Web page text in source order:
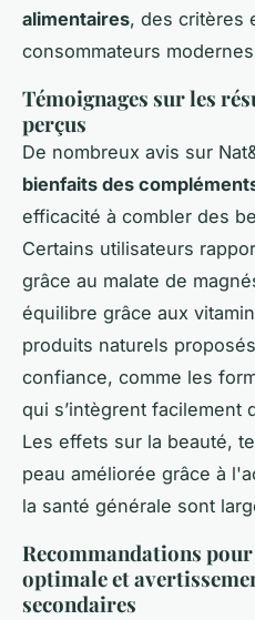
alimentaires, des critères
consommateurs
Témoignages sur les
perçus
De nombreux avis sur
bienfaits des
efficacité à combler des
Certains utilisateurs
grâce au malate de
équilibre grâce aux
produits naturels
confiance, comme les
qui s’intègrent facilement
Les effets sur la beauté,
peau améliorée grâce à
la santé générale sont
Recommandations
optimale et
secondaires